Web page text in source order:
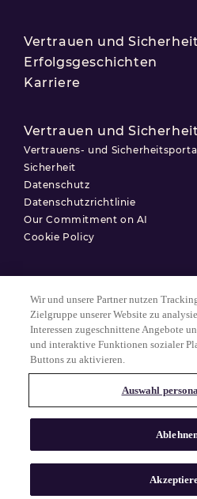
Vertrauen und Sicherheit
Erfolgsgeschichten
Karriere
Vertrauen und Sicherheit
Vertrauens- und Sicherheitsportal
Sicherheit
Datenschutz
Datenschutzrichtlinie
Our Commitment on AI
Cookie Policy
© 2025 Match Group.
Nutzungsbedingungen
Datenschutzerklärung
Alle Rechte vorbehalten. MATCH
Faden mit blauem Farbverlauf sind
Americas, LLC. Alle anderen Marken
Wir und unsere Partner nutzen
Zielgruppe unserer Website zu
Interessen zugeschnittene Angebote
und interaktive Funktionen sozialer
Buttons zu aktivieren.
Auswahl